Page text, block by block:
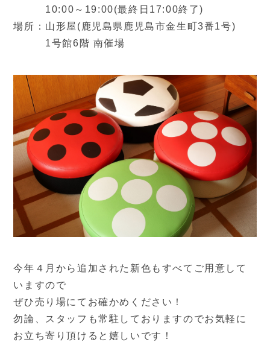
10:00～19:00(最終日17:00終了)
場所：山形屋(鹿児島県鹿児島市金生町3番1号)
1号館6階 南催場
今年４月から追加された新色もすべてご用意して
いますので
ぜひ売り場にてお確かめください！
勿論、スタッフも常駐しておりますのでお気軽に
お立ち寄り頂けると嬉しいです！